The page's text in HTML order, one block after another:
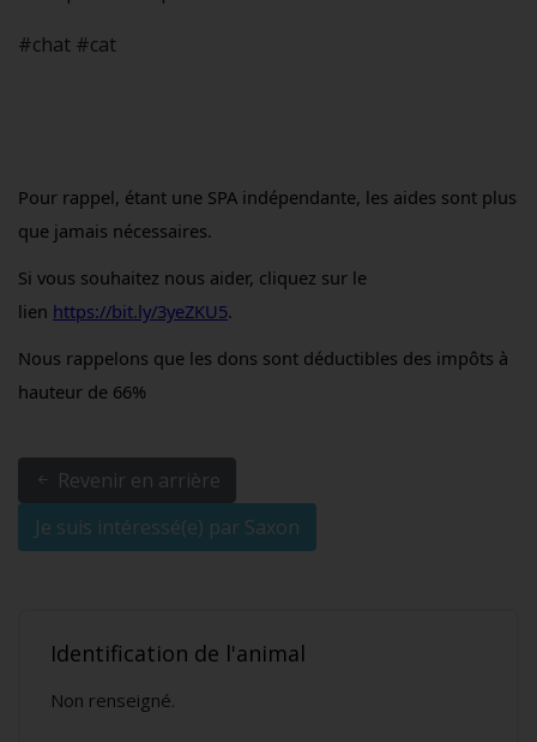
Identification de l'animal
Non renseigné.
#chat #cat
Pour rappel, étant une SPA indépendante, les aides sont plus
que jamais nécessaires.
Si vous souhaitez nous aider, cliquez sur le
lien https://bit.ly/3yeZKU5.
Nous rappelons que les dons sont déductibles des impôts à
hauteur de 66%
Revenir en arrière
Je suis intéressé(e) par Saxon